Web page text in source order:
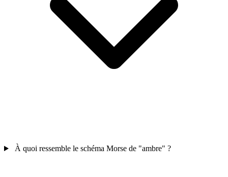
À quoi ressemble le schéma Morse de "ambre" ?